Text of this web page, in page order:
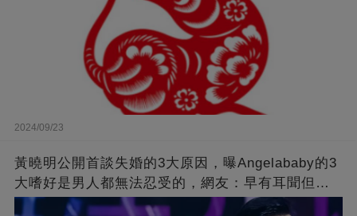
2024/09/23
黃曉明公開首談失婚的3大原因，曝Angelababy的3
大嗜好是男人都無法忍受的，網友：早有耳聞但想
不到那麼嚴重！